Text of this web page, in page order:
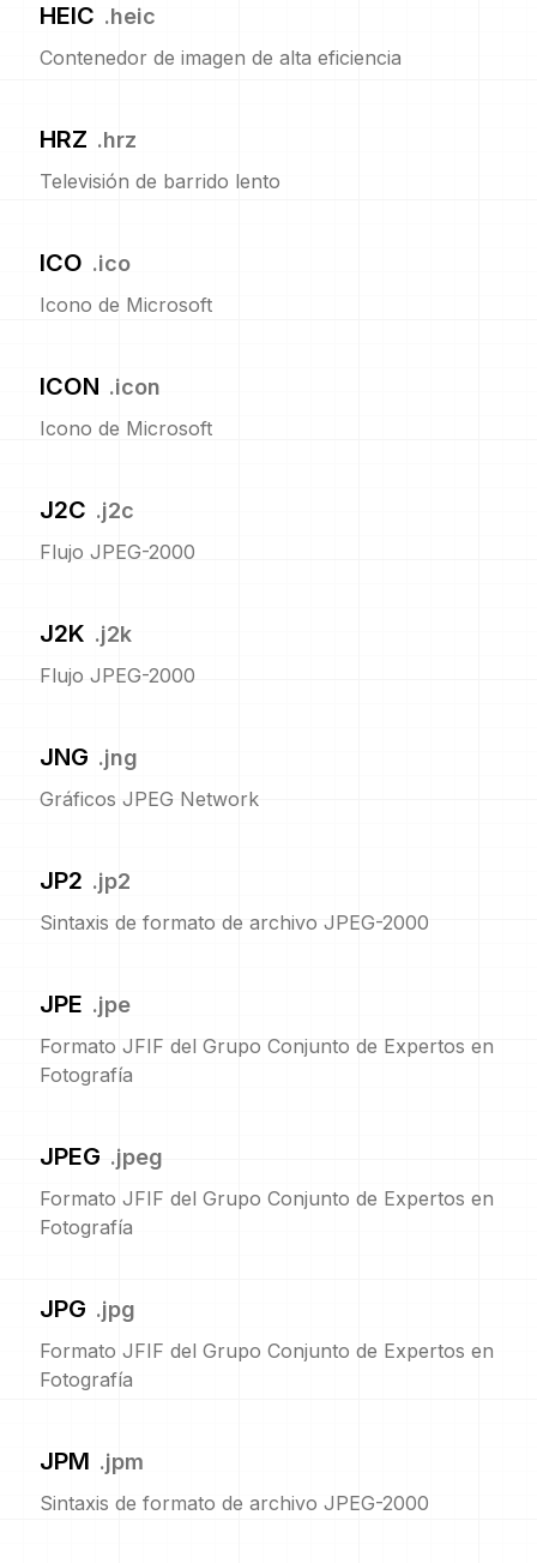
HEIC .heic
Contenedor de imagen de alta eficiencia
HRZ .hrz
Televisión de barrido lento
ICO .ico
Icono de Microsoft
ICON .icon
Icono de Microsoft
J2C .j2c
Flujo JPEG-2000
J2K .j2k
Flujo JPEG-2000
JNG .jng
Gráficos JPEG Network
JP2 .jp2
Sintaxis de formato de archivo JPEG-2000
JPE .jpe
Formato JFIF del Grupo Conjunto de Expertos en
Fotografía
JPEG .jpeg
Formato JFIF del Grupo Conjunto de Expertos en
Fotografía
JPG .jpg
Formato JFIF del Grupo Conjunto de Expertos en
Fotografía
JPM .jpm
Sintaxis de formato de archivo JPEG-2000